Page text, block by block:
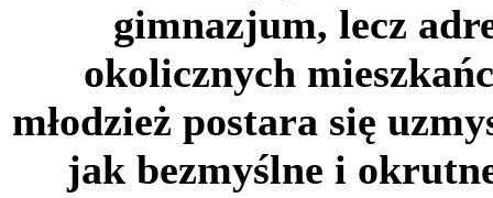
gimnazjum, lecz
okolicznych
młodzież postara się
jak bezmyślne i